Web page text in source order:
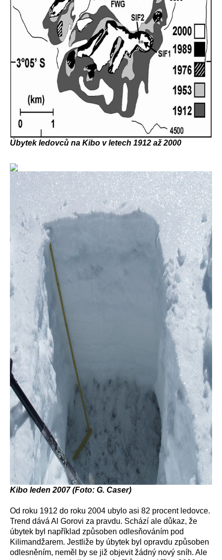
Úbytek ledovců na Kibo v letech 1912 až 2000
Kibo leden 2007 (Foto: G. Caser)
Od roku 1912 do roku 2004 ubylo asi 82 procent ledovce.
Trend dává Al Gorovi za pravdu. Schází ale důkaz, že
úbytek byl například způsoben odlesňováním pod
Kilimandžarem. Jestliže by úbytek byl opravdu způsoben
odlesněním, neměl by se již objevit žádný nový sníh. Ale